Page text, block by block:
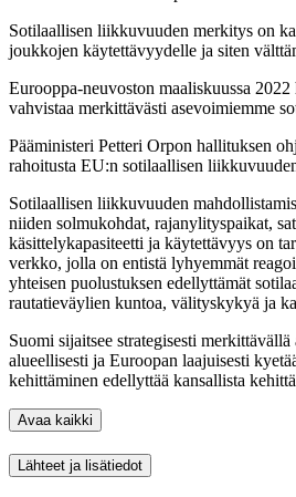
Sotilaallisen liikkuvuuden merkitys on
joukkojen käytettävyydelle ja siten
Eurooppa-neuvoston maaliskuussa
vahvistaa merkittävästi asevoimiemme
Pääministeri Petteri Orpon hallituksen
rahoitusta EU:n sotilaallisen
Sotilaallisen liikkuvuuden
niiden solmukohdat, rajanylityspaikat,
käsittelykapasiteetti ja käytettävyys on
verkko, jolla on entistä lyhyemmät
yhteisen puolustuksen edellyttämät
rautatieväylien kuntoa, välityskykyä ja
Suomi sijaitsee strategisesti
alueellisesti ja Euroopan laajuisesti
kehittäminen edellyttää kansallista
Avaa kaikki
Lähteet ja lisätiedot